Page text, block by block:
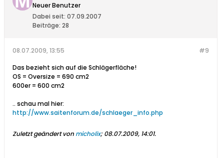
Neuer Benutzer
Dabei seit: 07.09.2007
Beiträge: 28
#9
08.07.2009, 13:55
Das bezieht sich auf die Schlägerfläche!
OS = Oversize = 690 cm2
600er = 600 cm2
.. schau mal hier:
http://www.saitenforum.de/schlaeger_info.php
Zuletzt geändert von micholix; 08.07.2009, 14:01.